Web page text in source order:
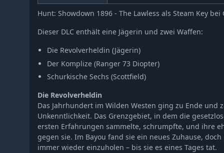
Hunt: Showdown 1896 - The Revenant
Hunt: Showdown 1896 - They Came From Salem
Hunt: Showdown 1896 - When Shadows Dance
Hunt: Showdown 1896 - Cold Blooded
Hunt: Showdown 1896 - The Shadow Under the Cowl
Hunt: Showdown 1896 - The Phantom of the Catacombs
Hunt: Showdown 1896 - The Penitent
Hunt: Showdown 1896 - Azure Arsenal
Hunt: Showdown 1896 - Northern Justice
Hunt: Showdown 1896 - The Lawless als Steam Key
Dieser DLC enthält eine Jägerin und zwei Waffen:
Die Revolverheldin (Jägerin)
Der Komplize (Ranger 73 Diopter)
Schurkische Sechs (Scottfield)
Die Revolverheldin
Das Jahrhundert im Wilden Westen ging zu Ende und
Unkenntlichkeit. Das Grenzgebiet, in dem die
ersten Erfahrungen sammelte, schrumpfte, und ihre
gegen sie. Im Bayou fand sie ein neues Zuhause,
immer wieder einzuholen – bis sie es eines Tages tat.